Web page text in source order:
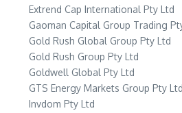
Extrend Cap International Pty Ltd
Gaoman Capital Group Trading
Gold Rush Global Group Pty Ltd
Gold Rush Group Pty Ltd
Goldwell Global Pty Ltd
GTS Energy Markets Group Pty Ltd
Invdom Pty Ltd